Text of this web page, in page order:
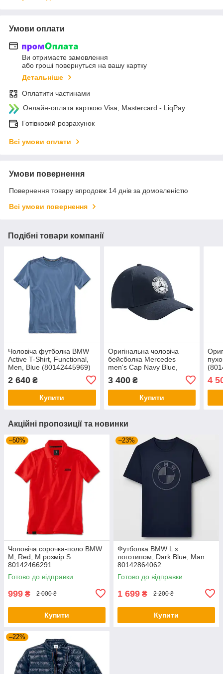
Умови оплати
Ви отримаєте замовлення
або гроші повернуться на вашу картку
Детальніше
Оплатити частинами
Онлайн-оплата карткою Visa, Mastercard - LiqPay
Готівковий розрахунок
Всі умови оплати
Умови повернення
Повернення товару впродовж 14 днів за домовленістю
Всі умови повернення
Подібні товари компанії
Чоловіча футболка BMW
Active T-Shirt, Functional,
Men, Blue (80142445969)
2 640 ₴
Купити
Оригінальна чоловіча
бейсболка Mercedes
men's Cap Navy Blue,
100% Cotton (B66041540)
3 400₴
Купити
4
Акційні пропозиції та новинки
–50%
Чоловіча сорочка-поло BMW
M, Red, M розмір S
80142466291
Готово до відправки
999 ₴ 2 000 ₴
Купити
–23%
Футболка BMW L з
логотипом, Dark Blue, Man
80142864062
Готово до відправки
1 699 ₴ 2 200 ₴
Купити
–22%